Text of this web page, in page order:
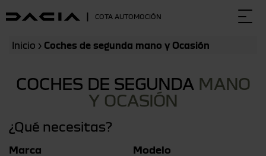
| COTA AUTOMOCIÓN
Inicio › Coches de segunda mano y Ocasión
COCHES DE SEGUNDA MANO
Y OCASIÓN
¿Qué necesitas?
Marca Modelo